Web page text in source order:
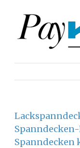
springen
Spanndecken